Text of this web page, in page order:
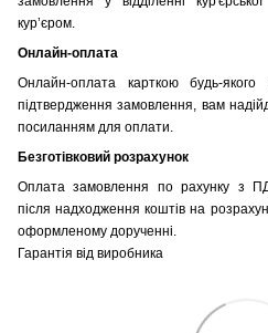
кур’єром.
Онлайн-оплата
Онлайн-оплата карткою будь-
підтвердження замовлення, вам
посиланням для оплати.
Безготівковий розрахунок
Оплата замовлення по рахунку з
після надходження коштів на
оформленому дорученні.
Гарантія від виробника